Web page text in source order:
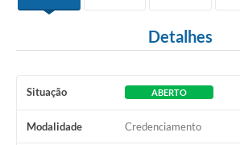
Detalhes
Situação ABERTO
Modalidade Credenciamento